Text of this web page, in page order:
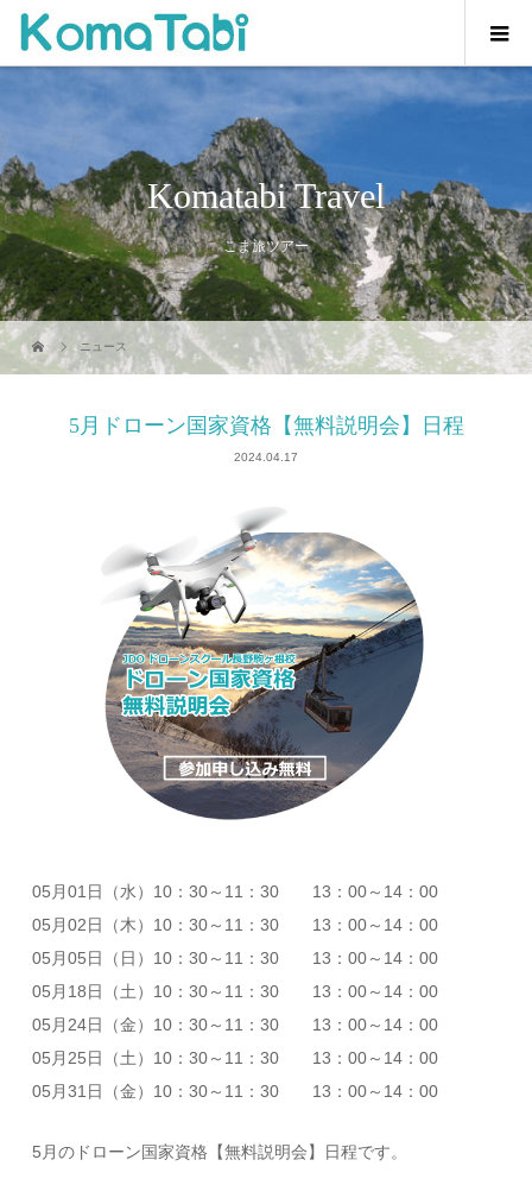
Komatabi Travel
こま旅ツアー
ニュース
5月ドローン国家資格【無料説明会】日程
2024.04.17
05月01日（水）10：30～11：30 13：00～14：00
05月02日（木）10：30～11：30 13：00～14：00
05月05日（日）10：30～11：30 13：00～14：00
05月18日（土）10：30～11：30 13：00～14：00
05月24日（金）10：30～11：30 13：00～14：00
05月25日（土）10：30～11：30 13：00～14：00
05月31日（金）10：30～11：30 13：00～14：00
5月のドローン国家資格【無料説明会】日程です。